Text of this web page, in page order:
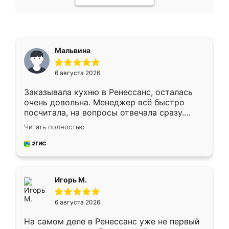
Мальвина
6 августа 2026
Заказывала кухню в Ренессанс, осталась
очень довольна. Менеджер всё быстро
посчитала, на вопросы отвечала сразу.
Замерщик приехал в субботу, подошёл к
делу со всей ответственностью. Собрали
за день, ребята работали аккуратно, даже
Читать полностью
Игорь М.
6 августа 2026
На самом деле в Ренессанс уже не первый